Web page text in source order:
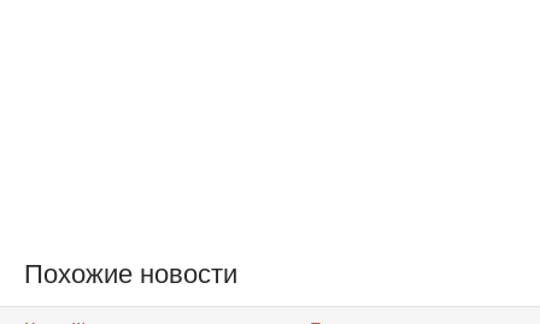
Похожие новости